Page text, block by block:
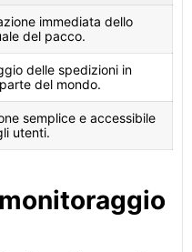
immediata dello
del pacco.
delle spedizioni in
del mondo.
semplice e accessibile
utenti.